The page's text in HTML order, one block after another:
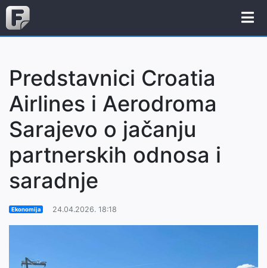
Predstavnici Croatia
Airlines i Aerodroma
Sarajevo o jačanju
partnerskih odnosa i
saradnje
Ekonomija 24.04.2026. 18:18